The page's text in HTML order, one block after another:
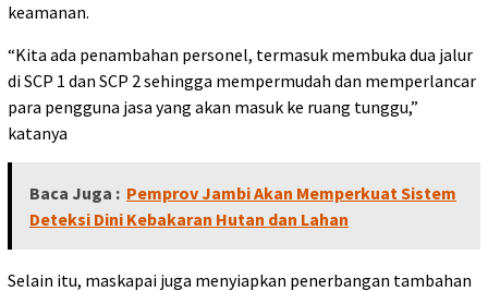
keamanan.
“Kita ada penambahan personel, termasuk membuka dua jalur
di SCP 1 dan SCP 2 sehingga mempermudah dan memperlancar
para pengguna jasa yang akan masuk ke ruang tunggu,”
katanya
Baca Juga : Pemprov Jambi Akan Memperkuat Sistem
Deteksi Dini Kebakaran Hutan dan Lahan
Selain itu, maskapai juga menyiapkan penerbangan tambahan